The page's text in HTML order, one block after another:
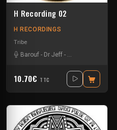
H Recording 02
H RECORDINGS
Tribe
Barouf - Dr Jeff - Les enfants sages
10.70€ TTC